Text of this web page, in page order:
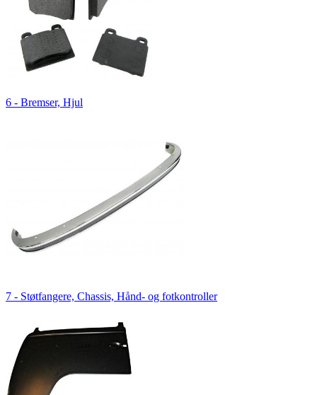
6 - Bremser, Hjul
7 - Støtfangere, Chassis, Hånd- og fotkontroller